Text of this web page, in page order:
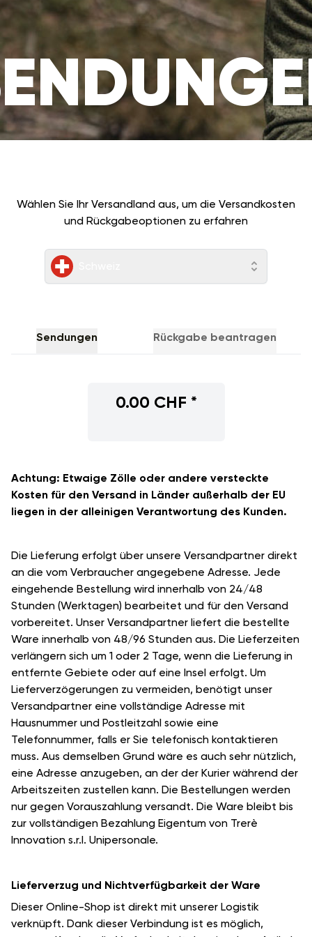
Wählen Sie Ihr Versandland aus, um die Versandkosten
und Rückgabeoptionen zu erfahren
Sendungen Rückgabe beantragen
0.00 CHF *
Achtung: Etwaige Zölle oder andere versteckte
Kosten für den Versand in Länder außerhalb der EU
liegen in der alleinigen Verantwortung des Kunden.
Die Lieferung erfolgt über unsere Versandpartner direkt
an die vom Verbraucher angegebene Adresse. Jede
eingehende Bestellung wird innerhalb von 24/48
Stunden (Werktagen) bearbeitet und für den Versand
vorbereitet. Unser Versandpartner liefert die bestellte
Ware innerhalb von 48/96 Stunden aus. Die Lieferzeiten
verlängern sich um 1 oder 2 Tage, wenn die Lieferung in
entfernte Gebiete oder auf eine Insel erfolgt. Um
Lieferverzögerungen zu vermeiden, benötigt unser
Versandpartner eine vollständige Adresse mit
Hausnummer und Postleitzahl sowie eine
Telefonnummer, falls er Sie telefonisch kontaktieren
muss. Aus demselben Grund wäre es auch sehr nützlich,
eine Adresse anzugeben, an der der Kurier während der
Arbeitszeiten zustellen kann. Die Bestellungen werden
nur gegen Vorauszahlung versandt. Die Ware bleibt bis
zur vollständigen Bezahlung Eigentum von Trerè
Innovation s.r.l. Unipersonale.
Lieferverzug und Nichtverfügbarkeit der Ware
Dieser Online-Shop ist direkt mit unserer Logistik
verknüpft. Dank dieser Verbindung ist es möglich,